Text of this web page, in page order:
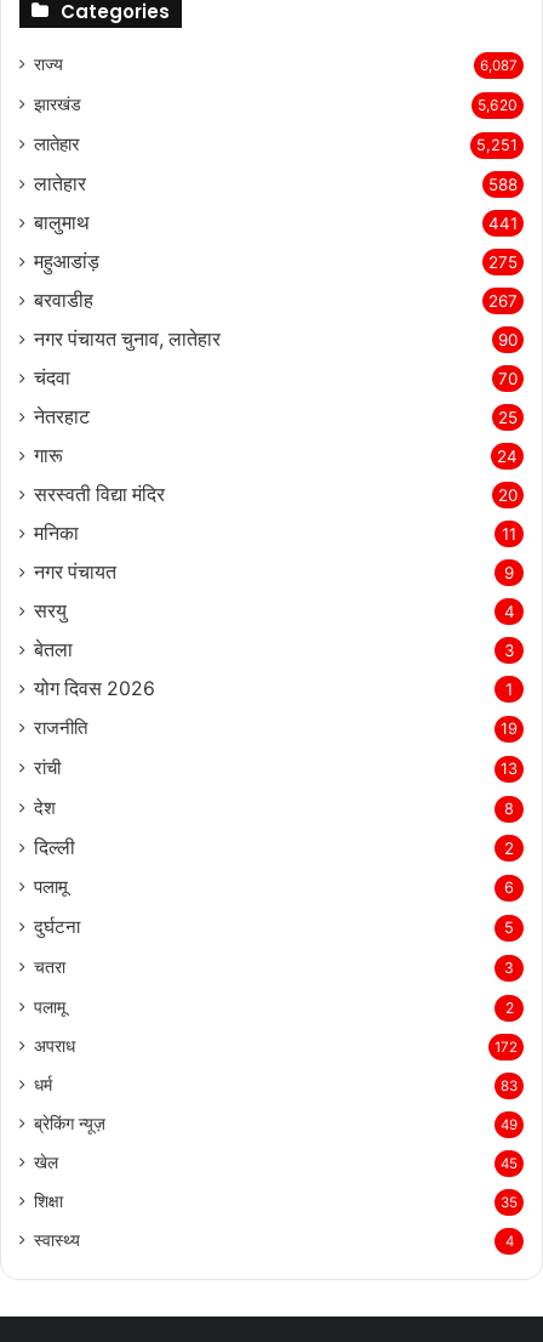
Categories
राज्‍य 6,087
झारखंड 5,620
लातेहार 5,251
लातेहार 588
बालुमाथ 441
महुआडांड़ 275
बरवाडीह 267
नगर पंचायत चुनाव, लातेहार 90
चंदवा 70
नेतरहाट 25
गारू 24
सरस्‍वती विद्या मंदिर 20
मनिका 11
नगर पंचायत 9
सरयु 4
बेतला 3
योग दिवस 2026 1
राजनीति 19
रांची 13
देश 8
दिल्‍ली 2
पलामू 6
दुर्घटना 5
चतरा 3
पलामू 2
अपराध 172
धर्म 83
ब्रेकिंग न्यूज़ 49
खेल 45
शिक्षा 35
स्वास्थ्य 4